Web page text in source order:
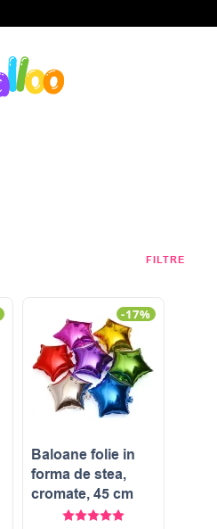
FILTRE
-17%
Baloane folie in
forma de stea,
cromate, 45 cm